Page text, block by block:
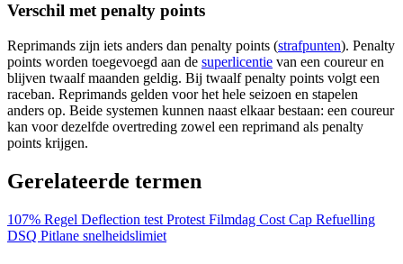
Verschil met penalty points
Reprimands zijn iets anders dan penalty points (strafpunten). Penalty
points worden toegevoegd aan de superlicentie van een coureur en
blijven twaalf maanden geldig. Bij twaalf penalty points volgt een
raceban. Reprimands gelden voor het hele seizoen en stapelen
anders op. Beide systemen kunnen naast elkaar bestaan: een coureur
kan voor dezelfde overtreding zowel een reprimand als penalty
points krijgen.
Gerelateerde termen
107% Regel Deflection test Protest Filmdag Cost Cap Refuelling
DSQ Pitlane snelheidslimiet